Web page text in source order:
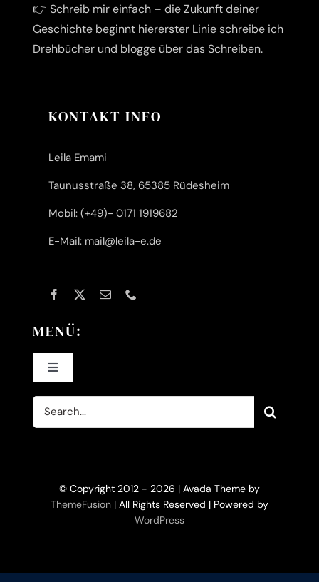
👉 Schreib mir einfach – die Zukunft deiner
Geschichte beginnt hiererster Linie schreibe ich
Drehbücher und blogge über das Schreiben.
KONTAKT INFO
Leila Emami
Taunusstraße 38, 65385 Rüdesheim
Mobil: (+49)- 0171 1919682
E-Mail: mail@leila-e.de
MENÜ:
Toggle
HomeSuche
nach:
© Copyright 2012 - 2026 | Avada Theme by
ThemeFusion| All Rights Reserved | Powered by
WordPress